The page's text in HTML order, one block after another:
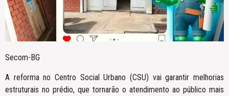
Secom-BG
A reforma no Centro Social Urbano (CSU) vai garantir melhorias
estruturais no prédio, que tornarão o atendimento ao público mais